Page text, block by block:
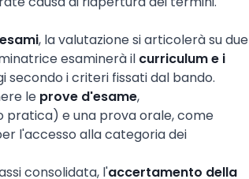
, la valutazione si articolerà su due
esaminerà il curriculum e i
i criteri fissati dal bando.
le prove d'esame,
e una prova orale, come
l'accesso alla categoria dei
consolidata, l'accertamento della